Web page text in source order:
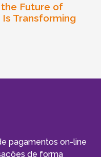
Future of
Is Transforming
pagamentos on-line
de forma